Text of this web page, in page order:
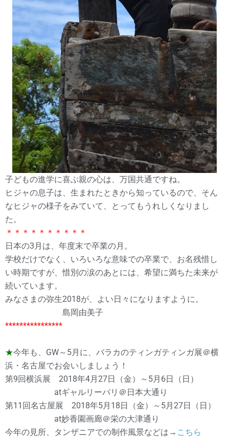
子どもの進学に喜ぶ親の心は、万国共通ですね。
ヒジャの息子は、生まれたときから知っているので、そん
なヒジャの様子をみていて、とってもうれしくなりまし
た。
＊＊＊＊＊＊＊＊＊＊
日本の3月は、年度末で卒業の月。
学校だけでなく、いろいろな意味での卒業で、お名残惜し
い時期ですが、惜別の涙のあとには、希望に満ちた未来が
続いています。
みなさまの弥生2018が、よい日々になりますように。
島岡由美子
****************
★今年も、GW～5月に、バラカのティンガティンガ展＠横
浜・名古屋でお会いしましょう！
第9回横浜展 2018年4月27日（金）～5月6日（日）
atギャルリーパリ＠日本大通り
第11回名古屋展 2018年5月18日（金）～5月27日（日）
at妙香園画廊＠栄の大津通り
今年の見所、タンザニアでの制作風景などは→ こちら